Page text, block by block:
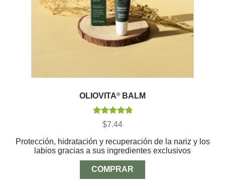
OLIOVITA®BALM
Valorado con
$7.44
Protección, hidratación y recuperación de la nariz y los
labios gracias a sus ingredientes exclusivos
COMPRAR